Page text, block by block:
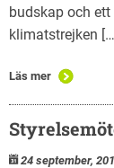
budskap och
klimatstrejken
Läs mer
24 september,